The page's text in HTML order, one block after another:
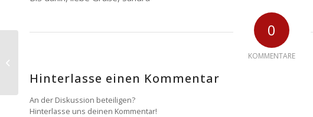
0
KOMMENTARE
Hinterlasse einen Kommentar
An der Diskussion beteiligen?
Hinterlasse uns deinen Kommentar!
Pferdes!